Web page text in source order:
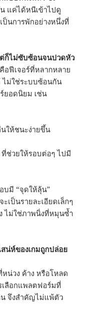
แค่ได้หนีเข้าไปดู
ป็นการพักอย่างหนึ่งที่
ก็ไม่ซับซ้อนจนปวดหัว
อฟีเจอร์ที่หลากหลาย
ไม่ใช่ระบบซ้อนกัน
ยอดนิยม เช่น
ให้ชนะง่ายขึ้น
ช่วยให้รอบต่อๆ ไปมี
บมี “จุดให้ลุ้น”
เป็นรายละเอียดเล็กๆ
ไม่ใช่ภาพนิ่งที่หมุนซ้ำ
น่ห์ของเกมถูกปล่อย
หน่วง ค้าง หรือโหลด
ลือกแพลตฟอร์มที่
น จึงสำคัญไม่แพ้ตัว